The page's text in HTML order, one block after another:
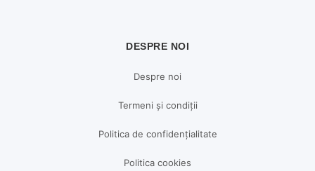
DESPRE NOI
Despre noi
Termeni și condiții
Politica de confidențialitate
Politica cookies